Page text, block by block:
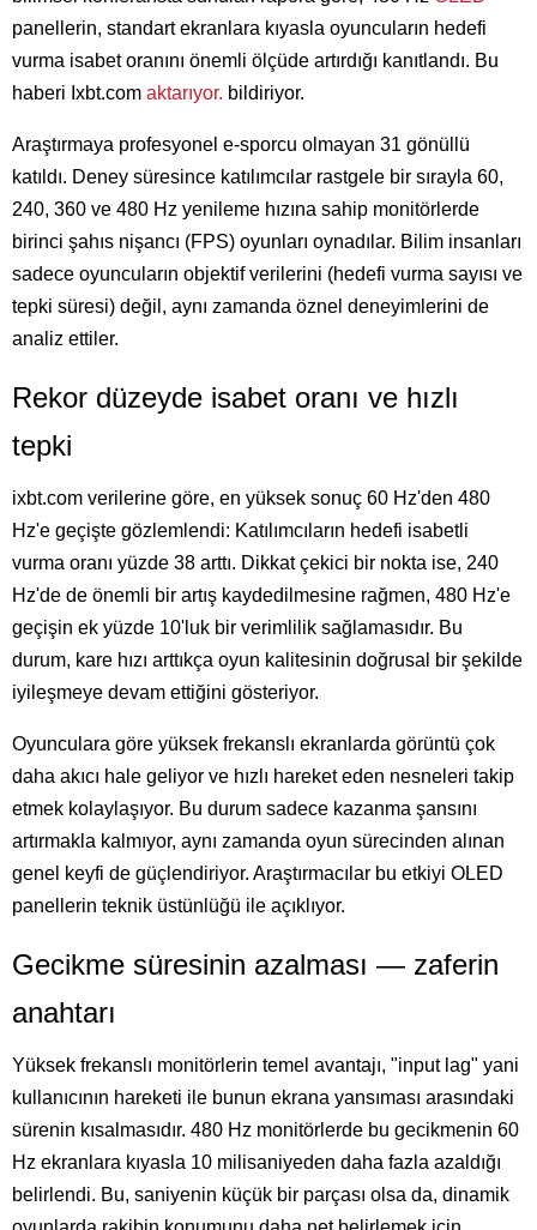
panellerin, standart ekranlara kıyasla oyuncuların hedefi
vurma isabet oranını önemli ölçüde artırdığı kanıtlandı. Bu
haberi Ixbt.com aktarıyor. bildiriyor.
Araştırmaya profesyonel e-sporcu olmayan 31 gönüllü
katıldı. Deney süresince katılımcılar rastgele bir sırayla 60,
240, 360 ve 480 Hz yenileme hızına sahip monitörlerde
birinci şahıs nişancı (FPS) oyunları oynadılar. Bilim insanları
sadece oyuncuların objektif verilerini (hedefi vurma sayısı ve
tepki süresi) değil, aynı zamanda öznel deneyimlerini de
analiz ettiler.
Rekor düzeyde isabet oranı ve hızlı
tepki
ixbt.com verilerine göre, en yüksek sonuç 60 Hz'den 480
Hz'e geçişte gözlemlendi: Katılımcıların hedefi isabetli
vurma oranı yüzde 38 arttı. Dikkat çekici bir nokta ise, 240
Hz'de de önemli bir artış kaydedilmesine rağmen, 480 Hz'e
geçişin ek yüzde 10'luk bir verimlilik sağlamasıdır. Bu
durum, kare hızı arttıkça oyun kalitesinin doğrusal bir şekilde
iyileşmeye devam ettiğini gösteriyor.
Oyunculara göre yüksek frekanslı ekranlarda görüntü çok
daha akıcı hale geliyor ve hızlı hareket eden nesneleri takip
etmek kolaylaşıyor. Bu durum sadece kazanma şansını
artırmakla kalmıyor, aynı zamanda oyun sürecinden alınan
genel keyfi de güçlendiriyor. Araştırmacılar bu etkiyi OLED
panellerin teknik üstünlüğü ile açıklıyor.
Gecikme süresinin azalması — zaferin
anahtarı
Yüksek frekanslı monitörlerin temel avantajı, "input lag" yani
kullanıcının hareketi ile bunun ekrana yansıması arasındaki
sürenin kısalmasıdır. 480 Hz monitörlerde bu gecikmenin 60
Hz ekranlara kıyasla 10 milisaniyeden daha fazla azaldığı
belirlendi. Bu, saniyenin küçük bir parçası olsa da, dinamik